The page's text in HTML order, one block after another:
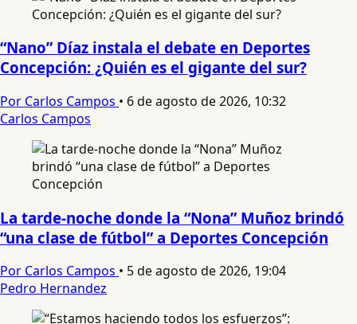
“Nano” Díaz instala el debate en Deportes
Concepción: ¿Quién es el gigante del sur?
Por Carlos Campos • 6 de agosto de 2026, 10:32
Carlos Campos
La tarde-noche donde la “Nona” Muñoz brindó
“una clase de fútbol” a Deportes Concepción
Por Carlos Campos • 5 de agosto de 2026, 19:04
Pedro Hernandez